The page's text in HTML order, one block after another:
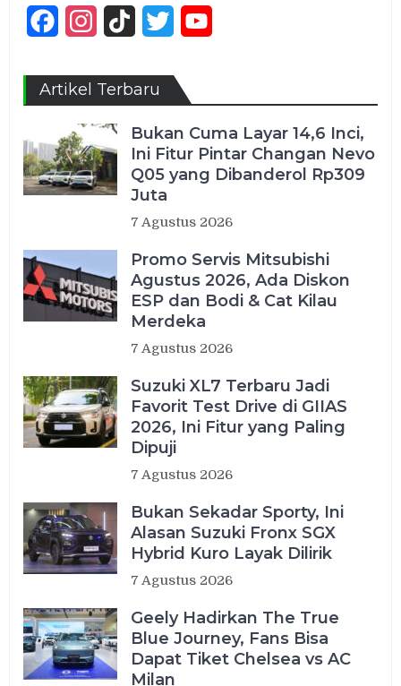
FacebookInstagram
TikTok Twitter
Artikel Terbaru
Bukan Cuma Layar 14,6 Inci,
Ini Fitur Pintar Changan Nevo
Q05 yang Dibanderol Rp309
Juta
7 Agustus 2026
Promo Servis Mitsubishi
Agustus 2026, Ada Diskon
ESP dan Bodi & Cat Kilau
Merdeka
7 Agustus 2026
Suzuki XL7 Terbaru Jadi
Favorit Test Drive di GIIAS
2026, Ini Fitur yang Paling
Dipuji
7 Agustus 2026
Bukan Sekadar Sporty, Ini
Alasan Suzuki Fronx SGX
Hybrid Kuro Layak Dilirik
7 Agustus 2026
Geely Hadirkan The True
Blue Journey, Fans Bisa
Dapat Tiket Chelsea vs AC
Milan